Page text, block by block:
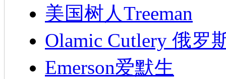
美国树人Treeman
Olamic Cutlery 俄罗
Emerson爱默生